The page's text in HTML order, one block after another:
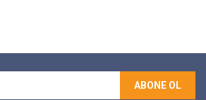
ABONE OL